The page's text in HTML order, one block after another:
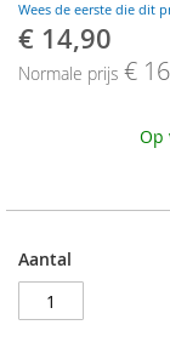
Wees de eerste die dit
Speciale
€ 14,90
Normale prijs €
Op
Aantal